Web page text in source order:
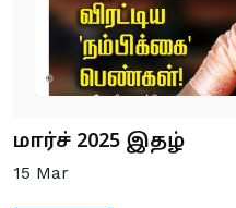
மார்ச் 2025 இதழ்
15 Mar